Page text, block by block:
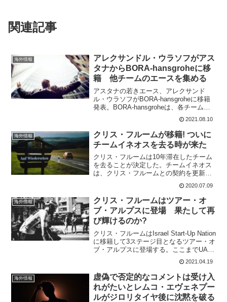
関連記事
海外情報
アレクサンドル・ウラソフがアス
タナからBORA-hansgroheに移
籍 他チームのエースを集める
アスタナの若きエース、アレクサンド
ル・ウラソフがBORA-hansgroheに移籍
発表。BORA-hansgroheは、各チームか
らエースを引き抜き続けている。3年契約
📝. RIDER SIGNING: Alexandr Vlasov
to...
2021.08.10
海外情報
クリス・フルームが移籍! ついに
チームイネオスを去る時が来た
クリス・フルームは10年滞在したチーム
を去ることが決定した。チームイネオス
は、クリス・フルームとの契約を更新し
ないことを発表したのだ。以下がチーム
イネオスが公式ツイートで発表した報
告。Team INEOS confirms we will ...
2020.07.09
海外情報
クリス・フルームはツアー・オ
ブ・アルプスに登場 果たして再
び輝けるのか?
クリス・フルームはIsrael Start-Up Nation
に移籍して3ステージ目となるツアー・オ
ブ・アルプスに登場する。ここまでUAE
ツアー総合47位、ボルタ・ア・カタルー
ニャ総合81位という成績。ツール・ド・
フランスに向けてコンディシ...
2021.04.19
海外情報
虚偽で否定的なコメントは受け入
れがたいとレムコ・エヴェネプー
ルがジロリタイヤ後に沈黙を破る